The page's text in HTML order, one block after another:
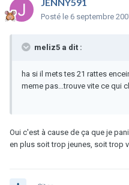
Posté le 6 septembre
meliz5 a dit :
ha si il mets tes 21 rattes
meme pas...trouve vite ce qui
Oui c'est à cause de ça que je
en plus soit trop jeunes, soit trop